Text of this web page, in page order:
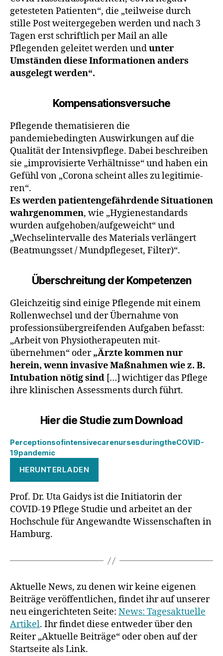
getesteten Pa­tienten“, die „teilweise durch
stille Post weiterge­geben werden und nach 3
Tagen erst schriftlich per Mail an alle
Pflegenden geleitet werden undunter
Umständen diese Informationen anders
ausgelegt werden“.
Kompensationsversuche
Pflegende thematisieren die
pandemiebedingten Aus­wirkungen auf die
Qualität der Intensivpflege. Dabei be­schreiben
sie „improvisierte Verhältnisse“ und haben ein
Gefühl von „Corona scheint alles zu legitimie­
ren“.
Es werden patientengefährdende Situationen
wahrgenommen, wie „Hygienestandards
wurden aufge­hoben/aufgeweicht“ und
„Wechselintervalle des Materials verlängert
(Beatmungsset / Mundpflegeset, Fil­ter)“.
Überschreitung der Kompetenzen
Gleichzeitig sind einige Pflegende mit einem
Rollen­wechsel und der Übernahme von
professionsübergreifen­den Aufgaben befasst:
„Arbeit von Physiotherapeuten mit­
übernehmen“ oder„Ärzte kommen nur
herein, wenn invasive Maßnahmen wie z. B.
Intubation nötig sind […] wichtiger das Pflege
ihre klinischen Assessments durch­ führt.
Hier die Studie zum Download
PerceptionsofintensivecarenursesduringtheCOVID-
19pandemic
HERUNTERLADEN
Prof. Dr. Uta Gaidys ist die Initiatorin der
COVID-19 Pflege Studie und arbeitet an der
Hochschule für Angewandte Wissenschaften in
Hamburg.
Aktuelle News, zu denen wir keine eigenen
Beiträge veröffentlichen, findet ihr auf unserer
neu eingerichteten Seite: News: Tagesaktuelle
Artikel. Ihr findet diese entweder über den
Reiter „Aktuelle Beiträge“ oder oben auf der
Startseite als Link.